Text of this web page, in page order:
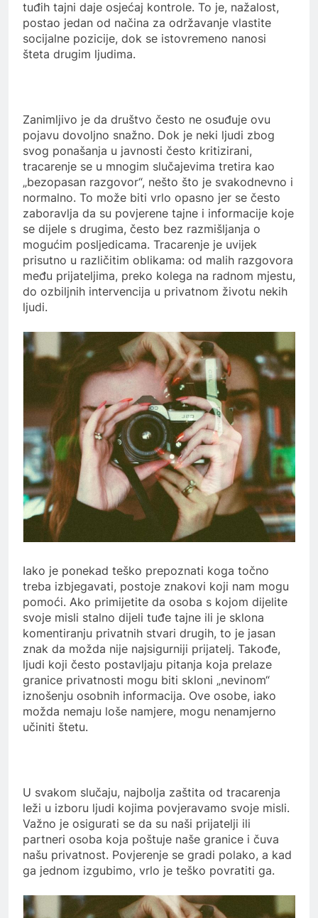
tuđih tajni daje osjećaj kontrole. To je, nažalost,
postao jedan od načina za održavanje vlastite
socijalne pozicije, dok se istovremeno nanosi
šteta drugim ljudima.
Zanimljivo je da društvo često ne osuđuje ovu
pojavu dovoljno snažno. Dok je neki ljudi zbog
svog ponašanja u javnosti često kritizirani,
tracarenje se u mnogim slučajevima tretira kao
„bezopasan razgovor“, nešto što je svakodnevno i
normalno. To može biti vrlo opasno jer se često
zaboravlja da su povjerene tajne i informacije koje
se dijele s drugima, često bez razmišljanja o
mogućim posljedicama. Tracarenje je uvijek
prisutno u različitim oblikama: od malih razgovora
među prijateljima, preko kolega na radnom mjestu,
do ozbiljnih intervencija u privatnom životu nekih
ljudi.
Iako je ponekad teško prepoznati koga točno
treba izbjegavati, postoje znakovi koji nam mogu
pomoći. Ako primijetite da osoba s kojom dijelite
svoje misli stalno dijeli tuđe tajne ili je sklona
komentiranju privatnih stvari drugih, to je jasan
znak da možda nije najsigurniji prijatelj. Takođe,
ljudi koji često postavljaju pitanja koja prelaze
granice privatnosti mogu biti skloni „nevinom“
iznošenju osobnih informacija. Ove osobe, iako
možda nemaju loše namjere, mogu nenamjerno
učiniti štetu.
U svakom slučaju, najbolja zaštita od tracarenja
leži u izboru ljudi kojima povjeravamo svoje misli.
Važno je osigurati se da su naši prijatelji ili
partneri osoba koja poštuje naše granice i čuva
našu privatnost. Povjerenje se gradi polako, a kad
ga jednom izgubimo, vrlo je teško povratiti ga.